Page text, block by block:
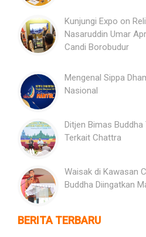
Kunjungi Expo on
Nasaruddin Umar
Candi Borobudur
Mengenal Sippa
Nasional
Ditjen Bimas
Terkait Chattra
Waisak di Kawasan
Buddha Diingatkan
BERITA TERBARU